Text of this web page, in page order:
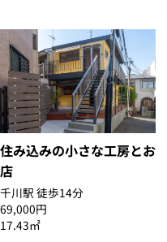
住み込みの小さな工房とお
店
千川駅 徒歩14分
69,000円
17.43㎡